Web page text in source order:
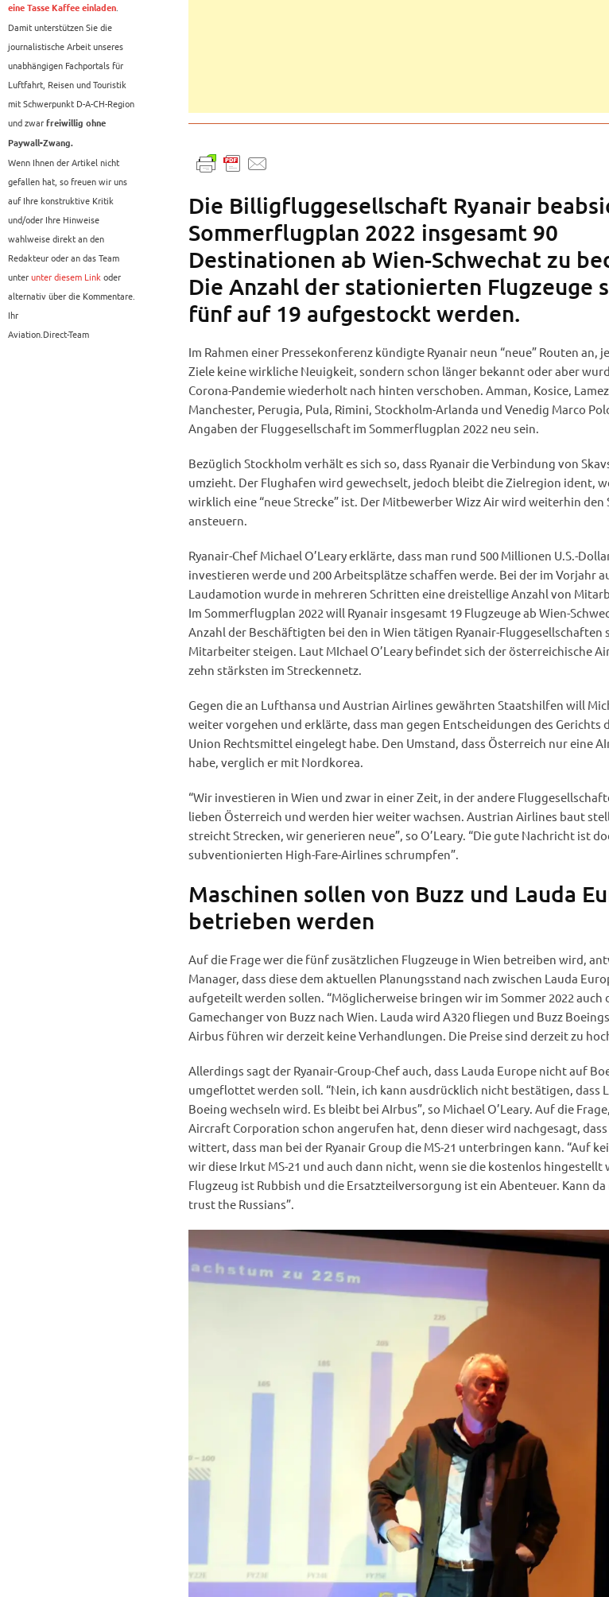
eine Tasse Kaffee einladen.
Damit unterstützen Sie die
journalistische Arbeit unseres
unabhängigen Fachportals für
Luftfahrt, Reisen und Touristik
mit Schwerpunkt D-A-CH-Region
und zwar freiwillig ohne
Paywall-Zwang.
Wenn Ihnen der Artikel nicht
gefallen hat, so freuen wir uns
auf Ihre konstruktive Kritik
und/oder Ihre Hinweise
wahlweise direkt an den
Redakteur oder an das Team
unterunter diesem Linkoder
alternativ über die Kommentare.
Ihr
Aviation.Direct-Team
Die Billigfluggesellschaft Ryanair
Sommerflugplan 2022 insgesamt 90
Destinationen ab Wien-Schwechat zu
Die Anzahl der stationierten Flugzeuge
fünf auf 19 aufgestockt werden.
Im Rahmen einer Pressekonferenz kündigte Ryanair neun “neue” Routen an,
Ziele keine wirkliche Neuigkeit, sondern schon länger bekannt oder aber
Corona-Pandemie wiederholt nach hinten verschoben. Amman, Kosice,
Manchester, Perugia, Pula, Rimini, Stockholm-Arlanda und Venedig Marco
Angaben der Fluggesellschaft im Sommerflugplan 2022 neu sein.
Bezüglich Stockholm verhält es sich so, dass Ryanair die Verbindung von
umzieht. Der Flughafen wird gewechselt, jedoch bleibt die Zielregion ident,
wirklich eine “neue Strecke” ist. Der Mitbewerber Wizz Air wird weiterhin
ansteuern.
Ryanair-Chef Michael O’Leary erklärte, dass man rund 500 Millionen U.S.-
investieren werde und 200 Arbeitsplätze schaffen werde. Bei der im Vorjahr
Laudamotion wurde in mehreren Schritten eine dreistellige Anzahl von
Im Sommerflugplan 2022 will Ryanair insgesamt 19 Flugzeuge ab Wien-
Anzahl der Beschäftigten bei den in Wien tätigen Ryanair-Fluggesellschaften
Mitarbeiter steigen. Laut MIchael O’Leary befindet sich der österreichische
zehn stärksten im Streckennetz.
Gegen die an Lufthansa und Austrian Airlines gewährten Staatshilfen will
weiter vorgehen und erklärte, dass man gegen Entscheidungen des Gerichts
Union Rechtsmittel eingelegt habe. Den Umstand, dass Österreich nur eine
habe, verglich er mit Nordkorea.
“Wir investieren in Wien und zwar in einer Zeit, in der andere
lieben Österreich und werden hier weiter wachsen. Austrian Airlines baut
streicht Strecken, wir generieren neue”, so O’Leary. “Die gute Nachricht ist
subventionierten High-Fare-Airlines schrumpfen”.
Maschinen sollen von Buzz und Lauda
betrieben werden
Auf die Frage wer die fünf zusätzlichen Flugzeuge in Wien betreiben wird,
Manager, dass diese dem aktuellen Planungsstand nach zwischen Lauda
aufgeteilt werden sollen. “Möglicherweise bringen wir im Sommer 2022 auch
Gamechanger von Buzz nach Wien. Lauda wird A320 fliegen und Buzz
Airbus führen wir derzeit keine Verhandlungen. Die Preise sind derzeit zu
Allerdings sagt der Ryanair-Group-Chef auch, dass Lauda Europe nicht auf
umgeflottet werden soll. “Nein, ich kann ausdrücklich nicht bestätigen, dass
Boeing wechseln wird. Es bleibt bei AIrbus”, so Michael O’Leary. Auf die
Aircraft Corporation schon angerufen hat, denn dieser wird nachgesagt, dass
wittert, dass man bei der Ryanair Group die MS-21 unterbringen kann. “Auf
wir diese Irkut MS-21 und auch dann nicht, wenn sie die kostenlos hingestellt
Flugzeug ist Rubbish und die Ersatzteilversorgung ist ein Abenteuer. Kann
trust the Russians”.